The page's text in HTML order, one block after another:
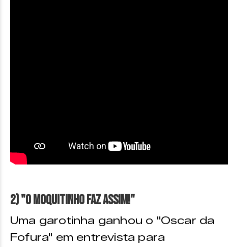
2) "O moquitinho faz assim!"
Uma garotinha ganhou o "Oscar da
Fofura" em entrevista para